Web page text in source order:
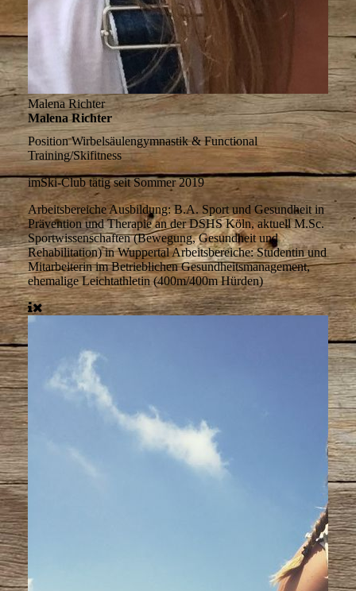
Malena Richter
Malena Richter
PositionWirbelsäulengymnastik & Functional
Training/Skifitness
imSki-Club tätigseit Sommer 2019
ArbeitsbereicheAusbildung: B.A. Sport und Gesundheit in
Prävention und Therapie an der DSHS Köln, aktuell M.Sc.
Sportwissenschaften (Bewegung, Gesundheit und
Rehabilitation) in Wuppertal Arbeitsbereiche: Studentin und
Mitarbeiterin im Betrieblichen Gesundheitsmanagement,
ehemalige Leichtathletin (400m/400m Hürden)